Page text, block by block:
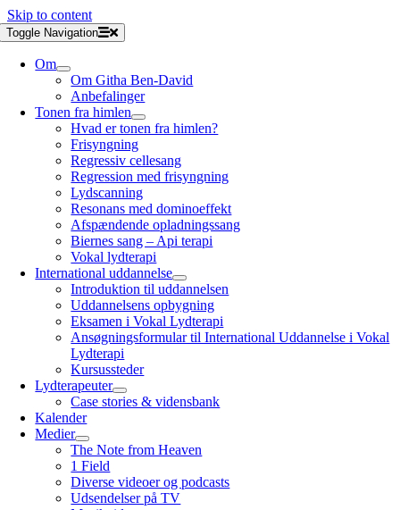
Skip to content
Toggle Navigation
Om
Om Githa Ben-David
Anbefalinger
Tonen fra himlen
Hvad er tonen fra himlen?
Frisyngning
Regressiv cellesang
Regression med frisyngning
Lydscanning
Resonans med dominoeffekt
Afspændende opladningssang
Biernes sang – Api terapi
Vokal lydterapi
International uddannelse
Introduktion til uddannelsen
Uddannelsens opbygning
Eksamen i Vokal Lydterapi
Ansøgningsformular til International Uddannelse i Vokal
Lydterapi
Kursussteder
Lydterapeuter
Case stories & vidensbank
Kalender
Medier
The Note from Heaven
1 Field
Diverse videoer og podcasts
Udsendelser på TV